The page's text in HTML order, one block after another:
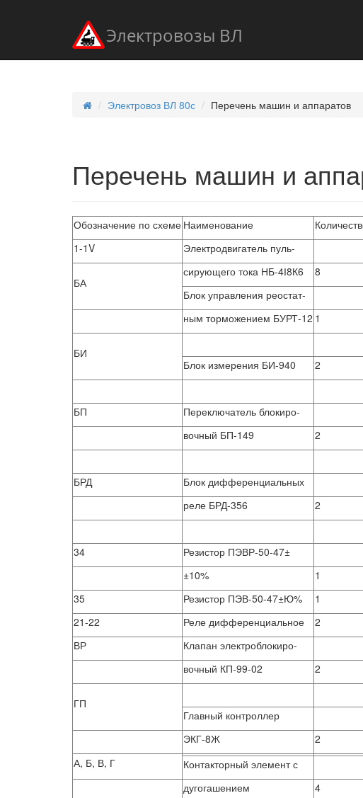
Электровозы ВЛ
Электровоз ВЛ 80с Перечень машин и аппаратов
Перечень машин и
Обозначение по схеме Наименование
1-1V
Электродвигатель пуль-
БА
сирующего тока НБ-4І8К6 8
Блок управления реостат-
ным торможением БУРТ-12 1
БИ
Блок измерения БИ-940
2
БП
Переключатель блокиро-
вочный БП-149
2
БРД
Блок дифференциальных
реле БРД-356
2
34
Резистор ПЭВР-50-47±
±10%
1
35
Резистор ПЭВ-50-47±Ю% 1
21-22
Реле дифференциальное 2
ВР
Клапан электроблокиро-
вочный КП-99-02
2
ГП
Главный контроллер
ЭКГ-8Ж
2
А, Б, В, Г
Контакторный элемент с
дугогашением
4